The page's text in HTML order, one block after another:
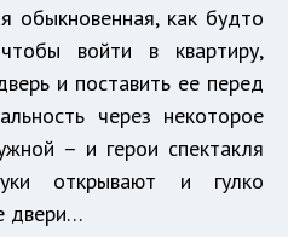
обыкновенная, как будто
войти в квартиру,
и поставить ее перед
через некоторое
– и герои спектакля
открывают и гулко
двери…